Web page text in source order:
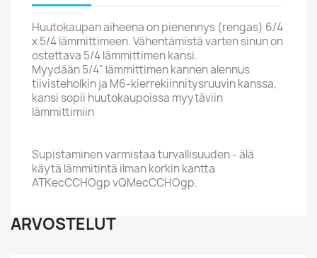
Huutokaupan aiheena on pienennys (rengas) 6/4
x 5/4 lämmittimeen. Vähentämistä varten sinun on
ostettava 5/4 lämmittimen kansi.
Myydään 5/4" lämmittimen kannen alennus
tiivisteholkin ja M6-kierrekiinnitysruuvin kanssa,
kansi sopii huutokaupoissa myytäviin
lämmittimiin
Supistaminen varmistaa turvallisuuden - älä
käytä lämmitintä ilman korkin kantta
ATKecCCHOgp vQMecCCHOgp.
ARVOSTELUT